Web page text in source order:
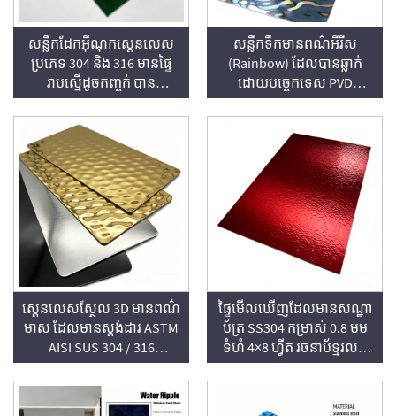
សន្លឹកដែកអ៊ីណុកស្តេនលេស
ប្រភេទ 304 និង 316 មានផ្ទៃ
រាបស្មើដូចកញ្ចក់ បាន
គ្របដណ្តប់ដោយបច្ចេកវិទ្យា
PVD ពណ៌បៃតង និងមានគ្រាប់
តូចៗរាងជាក្រាប់ទឹក
សន្លឹកទឹកមានពណ៌អីរីស
(Rainbow) ដែលបានឆ្លាក់
ដោយបច្ចេកទេស PVD
លើស្តេលអ៊ីណុកស៊ីដ 304 /
316
ស្តេនលេសស្ថែល 3D មានពណ៌
មាស ដែលមានស្តង់ដារ ASTM
AISI SUS 304 / 316
រចនាប័ទ្មរលកទឹកតូច
ផ្ទៃមើលឃើញដែលមានសណ្ឋា
ប័ត្រ SS304 កម្រាស់ 0.8 មម
ទំហំ 4×8 ហ្វីត រចនាប័ទ្មរលក
តូច ដែលមានពណ៌ក្រហម
ដែលបានឆ្លាក់ដោយ
បច្ចេកទេស PVD